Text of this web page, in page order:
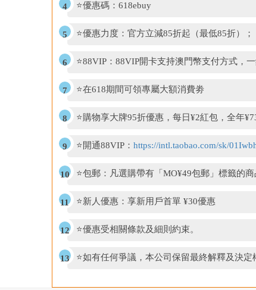
⭐優惠碼：618ebuy
⭐優惠力度：官方立減85折起（最低85折）；
⭐88VIP：88VIP開卡支持澳門幣支付方式，
⭐在618期間可領專屬大額消費劵
⭐購物享大牌95折優惠，每日¥2紅包，全年
⭐開通88VIP： https://intl.taobao.com/sk/
⭐包郵：凡選購帶有「MO¥49包郵」標籤的
⭐新人優惠：享新用戶首單 ¥30優惠
⭐優惠受相關條款及細則約束。
⭐如有任何爭議，本公司保留最終解釋及決定